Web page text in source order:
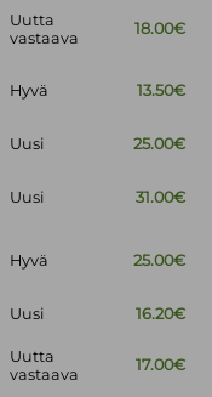
Uutta
vastaava
18.00€
Hyvä 13.50€
Uusi
25.00€
Uusi 31.00€
Hyvä 25.00€
Uusi 16.20€
Uutta
vastaava
17.00€